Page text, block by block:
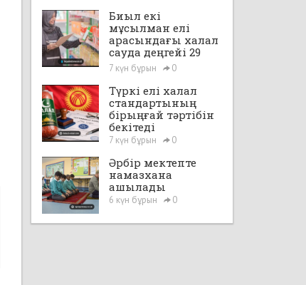
Биыл екі
мұсылман елі
арасындағы халал
сауда деңгейі 29
млрд доллардан
асады
7 күн бұрын 0
Түркі елі халал
стандартының
бірыңғай тәртібін
бекітеді
7 күн бұрын 0
Әрбір мектепте
намазхана
ашылады
6 күн бұрын 0